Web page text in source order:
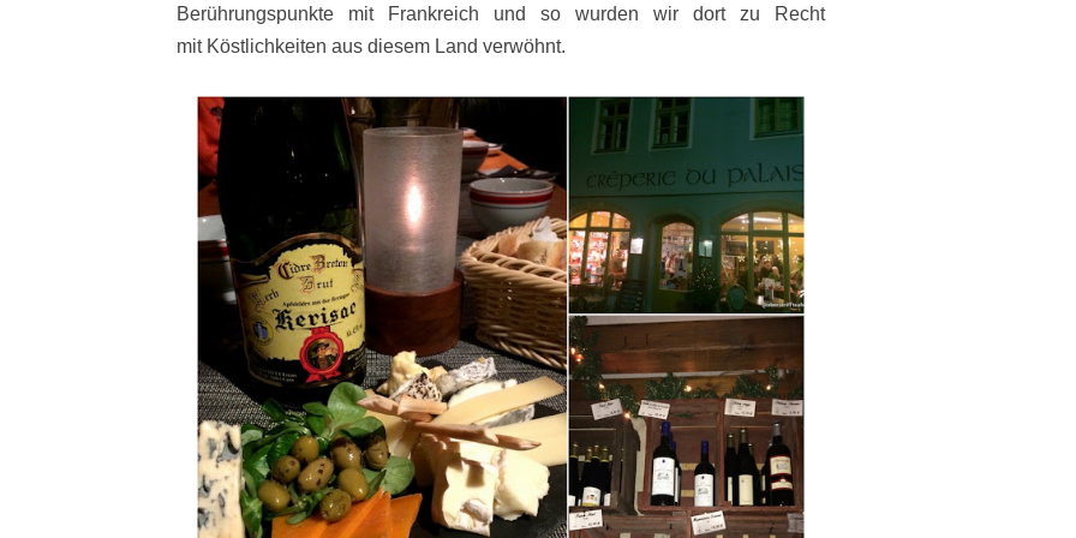
Berührungspunkte mit Frankreich und so wurden wir dort zu Recht
mit Köstlichkeiten aus diesem Land verwöhnt.